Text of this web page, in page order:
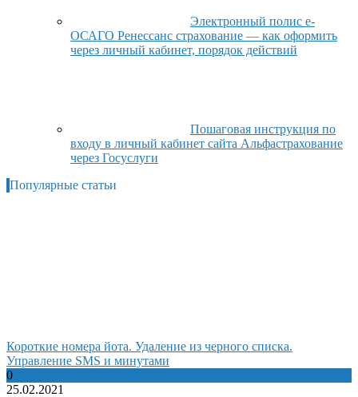
Электронный полис е-
ОСАГО Ренессанс страхование — как оформить
через личный кабинет, порядок действий
Пошаговая инструкция по
входу в личный кабинет сайта Альфастрахование
через Госуслуги
Популярные статьи
Короткие номера йота. Удаление из черного списка.
Управление SMS и минутами
0
25.02.2021